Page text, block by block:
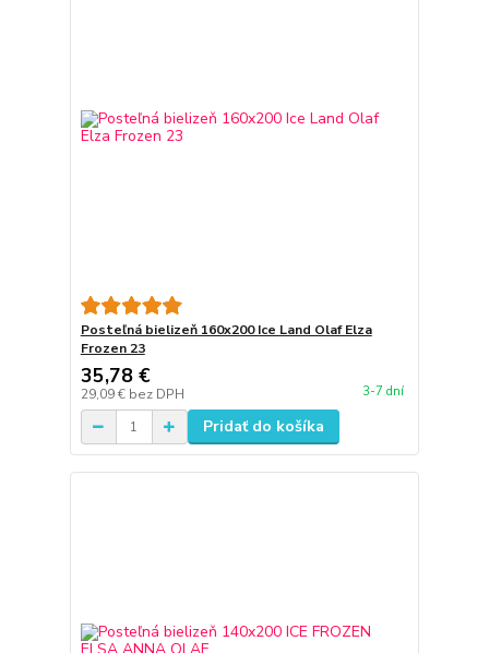
Posteľná bielizeň 160x200 Ice Land Olaf Elza
Frozen 23
35,78 €
29,09 € bez DPH 3-7 dní
Pridať do košíka